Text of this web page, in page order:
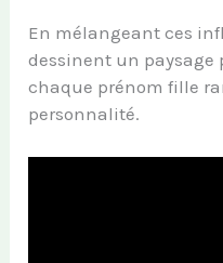
En mélangeant ces
dessinent un paysage
chaque prénom fille
personnalité.